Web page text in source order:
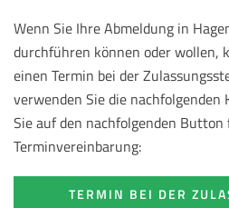
Wenn Sie Ihre Abmeldung in
durchführen können oder wollen,
einen Termin bei der
verwenden Sie die
Sie auf den nachfolgenden
Terminvereinbarung:
TERMIN BEI DER